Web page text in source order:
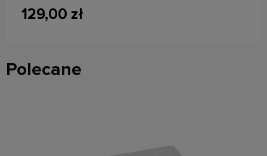
129,00 zł
Polecane